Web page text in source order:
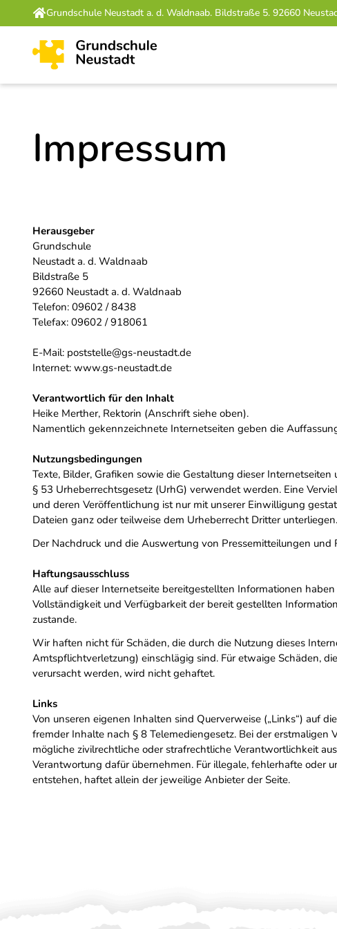
Grundschule Neustadt a. d. Waldnaab. Bildstraße 5. 92660
Impressum
Herausgeber
Grundschule
Neustadt a. d. Waldnaab
Bildstraße 5
92660 Neustadt a. d. Waldnaab
Telefon: 09602 / 8438
Telefax: 09602 / 918061
E-Mail: poststelle@gs-neustadt.de
Internet: www.gs-neustadt.de
Verantwortlich für den Inhalt
Heike Merther, Rektorin (Anschrift siehe oben).
Namentlich gekennzeichnete Internetseiten geben die
Nutzungsbedingungen
Texte, Bilder, Grafiken sowie die Gestaltung dieser
§ 53 Urheberrechtsgesetz (UrhG) verwendet werden. Eine
und deren Veröffentlichung ist nur mit unserer Einwilligung
Dateien ganz oder teilweise dem Urheberrecht Dritter
Der Nachdruck und die Auswertung von Pressemitteilungen
Haftungsausschluss
Alle auf dieser Internetseite bereitgestellten Informationen
Vollständigkeit und Verfügbarkeit der bereit gestellten
zustande.
Wir haften nicht für Schäden, die durch die Nutzung dieses
Amtspflichtverletzung) einschlägig sind. Für etwaige Schäden,
verursacht werden, wird nicht gehaftet.
Links
Von unseren eigenen Inhalten sind Querverweise („Links“) auf
fremder Inhalte nach § 8 Telemediengesetz. Bei der
mögliche zivilrechtliche oder strafrechtliche Verantwortlichkeit
Verantwortung dafür übernehmen. Für illegale, fehlerhafte oder
entstehen, haftet allein der jeweilige Anbieter der Seite.